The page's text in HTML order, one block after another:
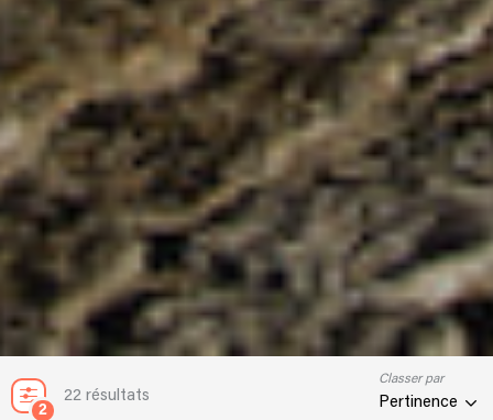
2
22 résultats
Classer par
Pertinence